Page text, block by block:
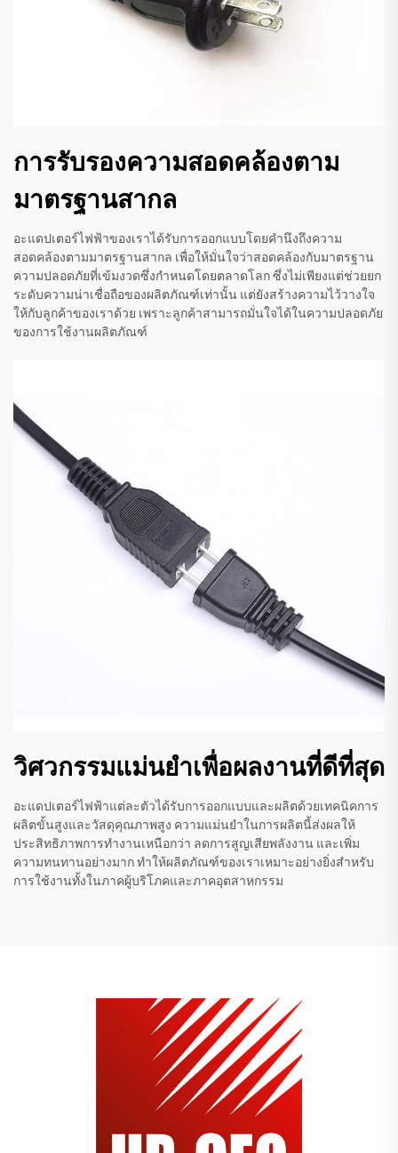
การรับรองความสอดคล้องตาม
มาตรฐานสากล
อะแดปเตอร์ไฟฟ้าของเราได้รับการออกแบบโดยคำนึงถึงความ
สอดคล้องตามมาตรฐานสากล เพื่อให้มั่นใจว่าสอดคล้องกับมาตรฐาน
ความปลอดภัยที่เข้มงวดซึ่งกำหนดโดยตลาดโลก ซึ่งไม่เพียงแต่ช่วยยก
ระดับความน่าเชื่อถือของผลิตภัณฑ์เท่านั้น แต่ยังสร้างความไว้วางใจ
ให้กับลูกค้าของเราด้วย เพราะลูกค้าสามารถมั่นใจได้ในความปลอดภัย
ของการใช้งานผลิตภัณฑ์
วิศวกรรมแม่นยําเพื่อผลงานที่ดีที่สุด
อะแดปเตอร์ไฟฟ้าแต่ละตัวได้รับการออกแบบและผลิตด้วยเทคนิคการ
ผลิตขั้นสูงและวัสดุคุณภาพสูง ความแม่นยำในการผลิตนี้ส่งผลให้
ประสิทธิภาพการทำงานเหนือกว่า ลดการสูญเสียพลังงาน และเพิ่ม
ความทนทานอย่างมาก ทำให้ผลิตภัณฑ์ของเราเหมาะอย่างยิ่งสำหรับ
การใช้งานทั้งในภาคผู้บริโภคและภาคอุตสาหกรรม